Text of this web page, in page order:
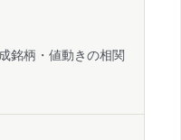
銘柄・値動きの相関